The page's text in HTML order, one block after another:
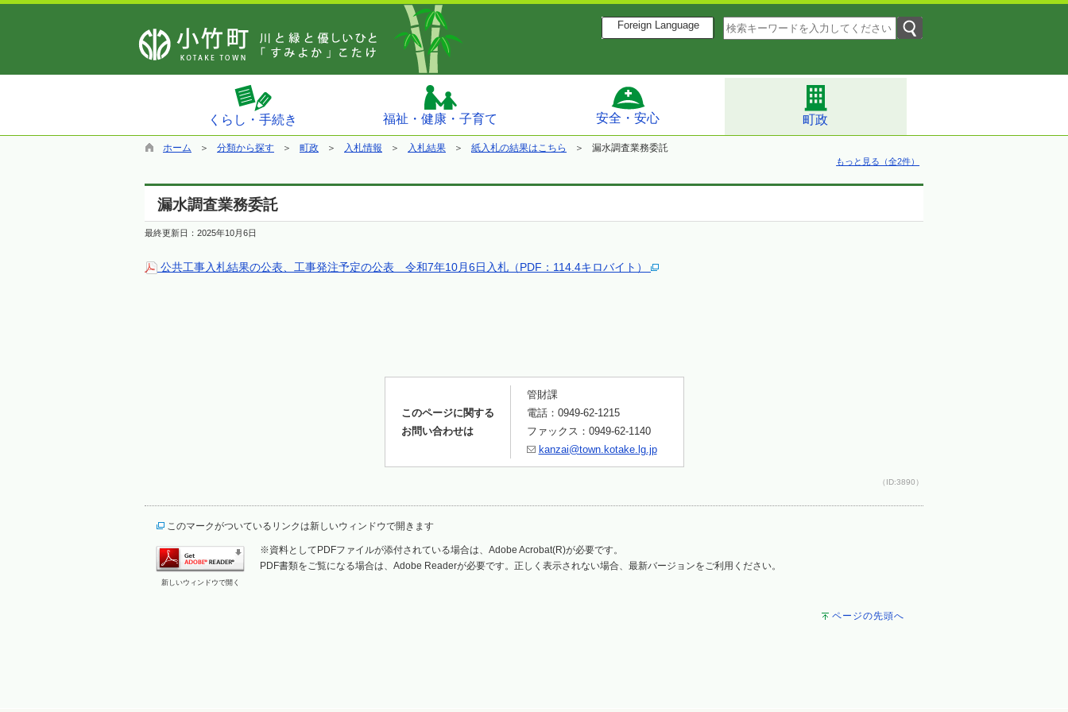
Foreign Language
くらし・手続き 福祉・健康・子育て 安全・安心 町政
ホーム 分類から探す 町政 入札情報 入札結果 紙入札の結果はこちら 漏水調査業務委託
もっと見る（全2件）
漏水調査業務委託
最終更新日： 2025年10月6日
公共工事入札結果の公表、工事発注予定の公表 令和7年10月6日入札（PDF：114.4キロバイト）
このページに関する
お問い合わせは
管財課
電話：0949-62-1215
ファックス：0949-62-1140
kanzai@town.kotake.lg.jp
（ID:3890）
このマークがついているリンクは新しいウィンドウで開きます
新しいウィンドウで開く
※資料としてPDFファイルが添付されている場合は、Adobe Acrobat(R)が必要です。
PDF書類をご覧になる場合は、Adobe Readerが必要です。正しく表示されない場合、最新バージョンをご利用ください。
ページの先頭へ